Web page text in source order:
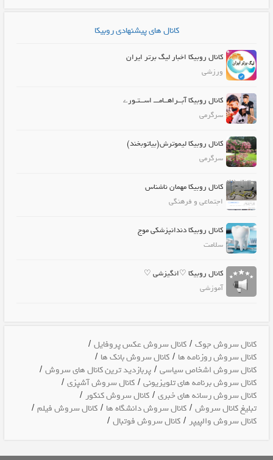
کانال های پیشنهادی روبیکا
کانال روبیکا اخبار لیگ برتر ایران
ورزشی
کانال روبیکا آبــراهــامـــ اســتـورے
سرگرمی
کانال روبیکا لیموترش(بیاتوبخند)
سرگرمی
کانال روبیکا مهمان ناشناس
اجتماعی و فرهنگی
کانال روبیکا دندانپزشکی موج
سلامت
کانال روبیکا ♡انگیزشی ♡
آموزشی
کانال سروش جوک /کانال سروش عکس پروفایل /
کانال سروش روزنامه ها /کانال سروش بانک ها /
کانال سروش اشخاص سیاسی /پربازدید ترین کانال های سروش /
کانال سروش برنامه های تلویزیونی /کانال سروش آشپزی /
کانال سروش رسانه های خبری /کانال سروش کنکور /
تبلیغ کانال سروش /کانال سروش دانشگاه ها /کانال سروش فیلم /
کانال سروش والپیپر /کانال سروش فوتبال /